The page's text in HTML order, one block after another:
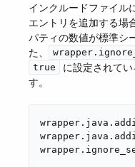
インクルードファイル
エントリを追加する場
パティの数値が標準シ
た、​
true
に設定されて
す。